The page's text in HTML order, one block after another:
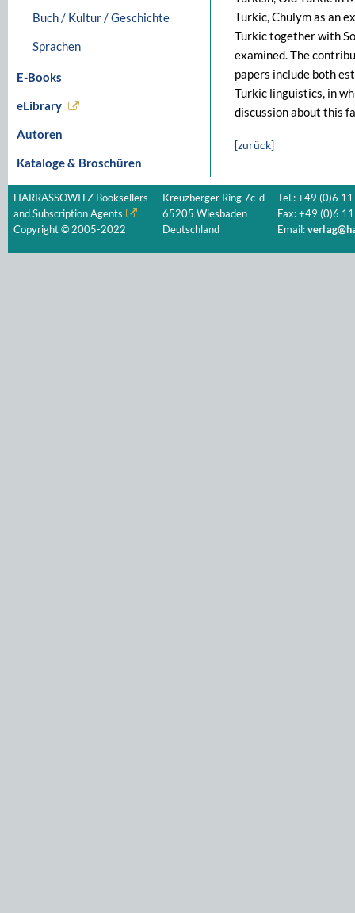
Buch / Kultur / Geschichte
Sprachen
E-Books
eLibrary
Autoren
Kataloge & Broschüren
Turkic, Chulym as an
Turkic together with
examined. The
papers include both
Turkic linguistics, in
discussion about this
[zurück]
HARRASSOWITZ Booksellers
and Subscription Agents
Copyright © 2005-2022
Kreuzberger Ring 7c-d
65205 Wiesbaden
Deutschland
Tel.: +49 (0)6
Fax: +49 (0)6
Email: